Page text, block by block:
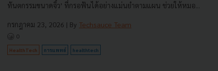
ทันตกรรมขนาดจิ๋ว’ ที่กรอฟันได้อย่างแม่นยำตามแผน ช่วยให้หมอ...
กรกฎาคม 23, 2026 | By Techsauce Team
0
HealthTech การแพทย์ healthtech